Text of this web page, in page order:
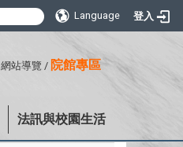
Language 登入
網站導覽 / 院館專區
法訊與校園生活